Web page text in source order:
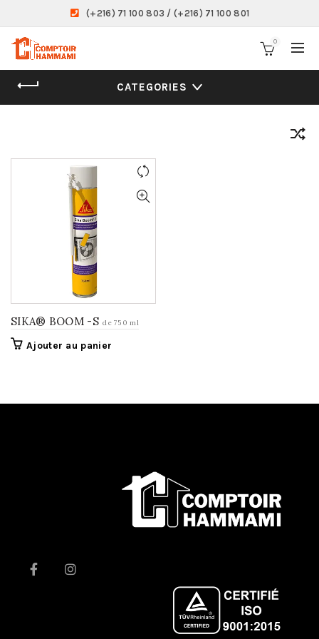
(+216) 71 100 803 / (+216) 71 100 801
0
CATEGORIES
SIKA® BOOM -S de 750 ml
Ajouter au panier